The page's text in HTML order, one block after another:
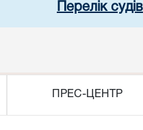
Перелік
ПРЕС-ЦЕНТР